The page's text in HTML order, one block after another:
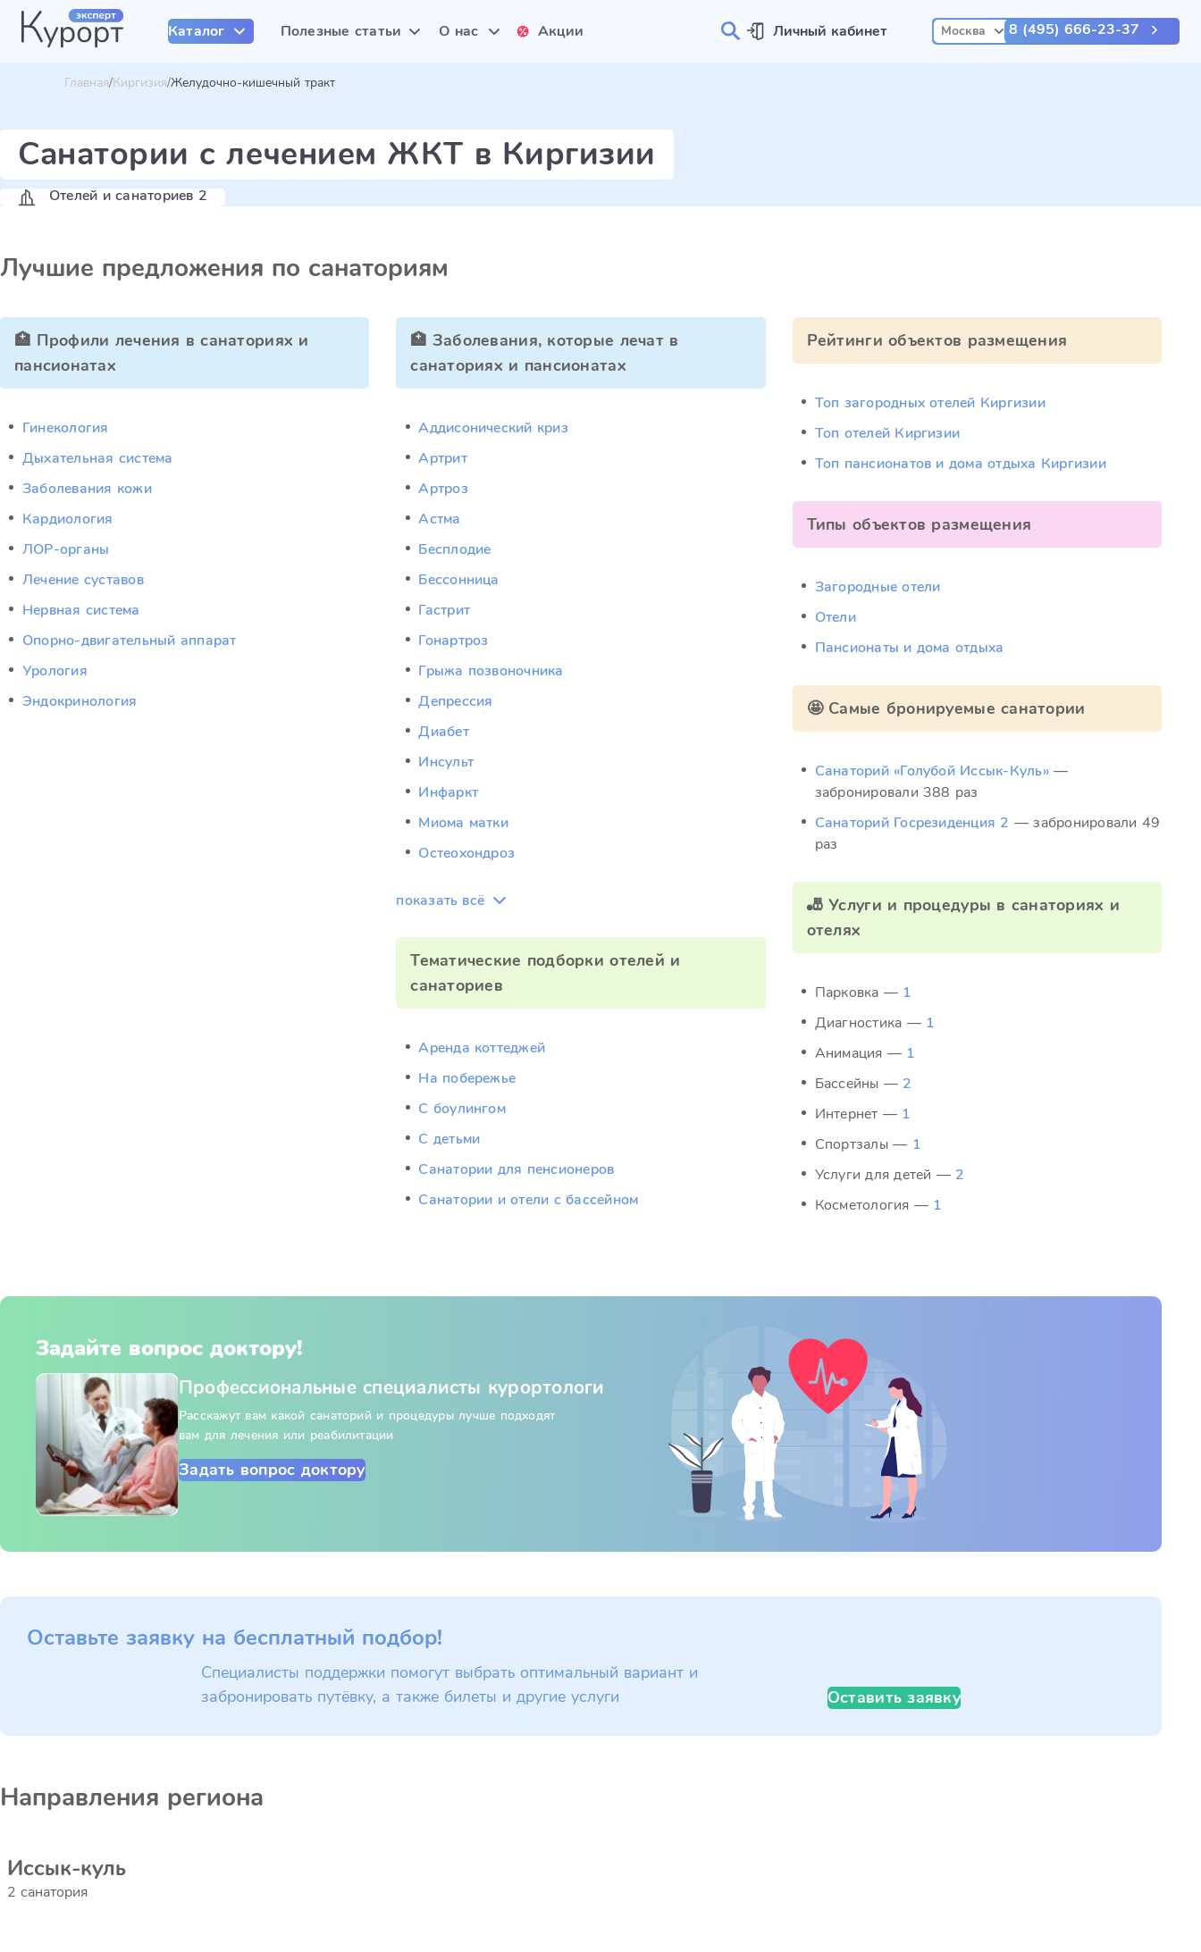
Каталог Полезные статьи О нас Акции Личный кабинет Москва 8 (495) 666-23-37
Главная Киргизия Желудочно-кишечный тракт
Санатории с лечением ЖКТ в Киргизии
Отелей и санаториев 2
Лучшие предложения по санаториям
🏥 Профили лечения в санаториях и
пансионатах
Гинекология
Дыхательная система
Заболевания кожи
Кардиология
ЛОР-органы
Лечение суставов
Нервная система
Опорно-двигательный аппарат
Урология
Эндокринология
🏥 Заболевания, которые лечат в
санаториях и пансионатах
Аддисонический криз
Артрит
Артроз
Астма
Бесплодие
Бессонница
Гастрит
Гонартроз
Грыжа позвоночника
Депрессия
Диабет
Инсульт
Инфаркт
Миома матки
Остеохондроз
показать всё
Тематические подборки отелей и
санаториев
Аренда коттеджей
На побережье
С боулингом
С детьми
Санатории для пенсионеров
Санатории и отели с бассейном
Рейтинги объектов размещения
Топ загородных отелей Киргизии
Топ отелей Киргизии
Топ пансионатов и дома отдыха Киргизии
Типы объектов размещения
Загородные отели
Отели
Пансионаты и дома отдыха
🤩 Самые бронируемые санатории
Санаторий «Голубой Иссык-Куль» —
забронировали 388 раз
Санаторий Госрезиденция 2 — забронировали 49
раз
🎳 Услуги и процедуры в санаториях и
отелях
Парковка — 1
Диагностика — 1
Анимация — 1
Бассейны — 2
Интернет — 1
Спортзалы — 1
Услуги для детей — 2
Косметология — 1
Задайте вопрос доктору!
Профессиональные специалисты курортологи
Расскажут вам какой санаторий и процедуры лучше подходят
вам для лечения или реабилитации
Задать вопрос доктору
Оставьте заявку на бесплатный подбор!
Специалисты поддержки помогут выбрать оптимальный вариант и
забронировать путёвку, а также билеты и другие услуги
Оставить заявку
Направления региона
Иссык-куль
2 санатория